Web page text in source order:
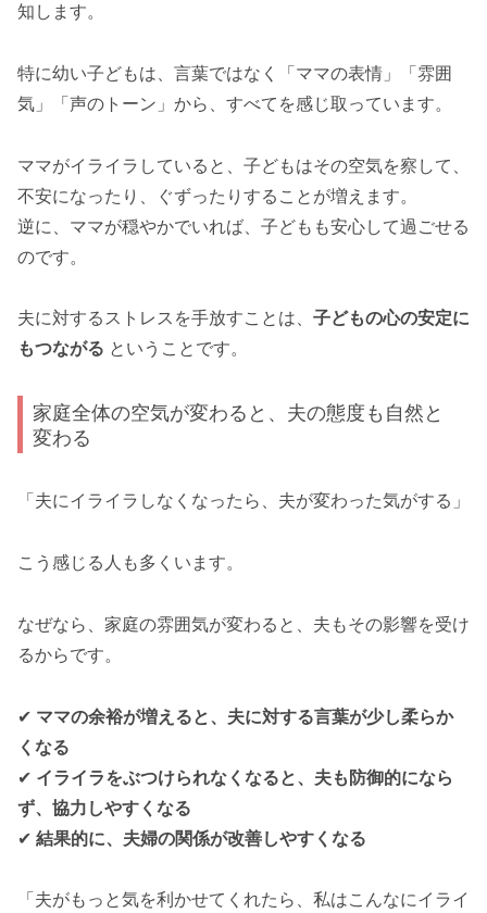
知します。
特に幼い子どもは、言葉ではなく「ママの表情」「雰囲
気」「声のトーン」から、すべてを感じ取っています。
ママがイライラしていると、子どもはその空気を察して、
不安になったり、ぐずったりすることが増えます。
逆に、ママが穏やかでいれば、子どもも安心して過ごせる
のです。
夫に対するストレスを手放すことは、 子どもの心の安定に
もつながる ということです。
家庭全体の空気が変わると、夫の態度も自然と
変わる
「夫にイライラしなくなったら、夫が変わった気がする」
こう感じる人も多くいます。
なぜなら、家庭の雰囲気が変わると、夫もその影響を受け
るからです。
✔ ママの余裕が増えると、夫に対する言葉が少し柔らか
くなる
✔ イライラをぶつけられなくなると、夫も防御的になら
ず、協力しやすくなる
✔ 結果的に、夫婦の関係が改善しやすくなる
「夫がもっと気を利かせてくれたら、私はこんなにイライ